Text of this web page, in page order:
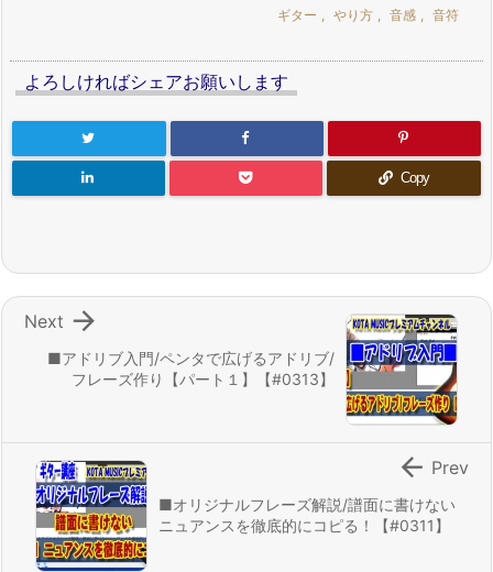
ギター
やり方 音感 音符
よろしければシェアお願いします
Copy
■アドリブ入門/ペンタで広げるアドリブ/
フレーズ作り【パート１】【#0313】

Next
■オリジナルフレーズ解説/譜面に書けない
ニュアンスを徹底的にコピる！【#0311】
 Prev